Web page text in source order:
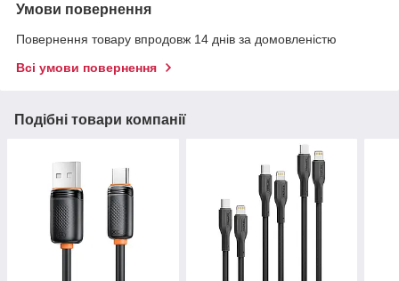
Умови повернення
Повернення товару впродовж 14 днів за домовленістю
Всі умови повернення
Подібні товари компанії